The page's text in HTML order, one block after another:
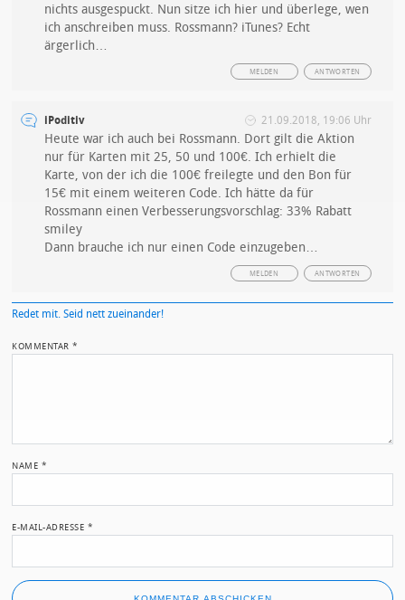
nichts ausgespuckt. Nun sitze ich hier und überlege, wen
ich anschreiben muss. Rossmann? iTunes? Echt
ärgerlich…
ANTWORTEN
MELDEN
iPoditiv 21.09.2018, 19:06 Uhr
Heute war ich auch bei Rossmann. Dort gilt die Aktion
nur für Karten mit 25, 50 und 100€. Ich erhielt die
Karte, von der ich die 100€ freilegte und den Bon für
15€ mit einem weiteren Code. Ich hätte da für
Rossmann einen Verbesserungsvorschlag: 33% Rabatt
smiley
Dann brauche ich nur einen Code einzugeben…
ANTWORTEN
MELDEN
Redet mit. Seid nett zueinander!
KOMMENTAR*
NAME *
E-MAIL-ADRESSE *